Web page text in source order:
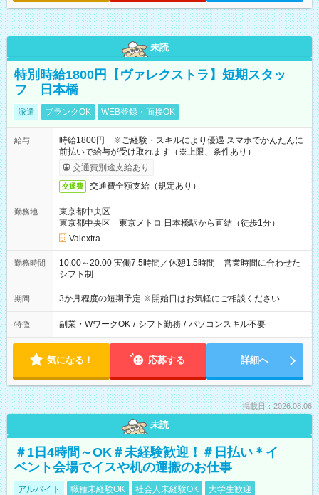
未読
特別時給1800円【ヴァレクストラ】短期スタッ
フ 日本橋
派遣 ブランクOK WEB登録・面接OK
給与
時給1800円 ※ご経験・スキルにより優遇 スマホでかんたんに
前払いで給与が受け取れます（※上限、条件あり）
交通費別途支給あり
交通費 交通費全額支給（規定あり）
勤務地
東京都中央区
東京都中央区 東京メトロ 日本橋駅から直結（徒歩1分）
Valextra
勤務時間
10:00～20:00 実働7.5時間／休憩1.5時間 営業時間に合わせた
シフト制
期間 3か月程度の短期予定 ※開始日はお気軽にご相談ください
特徴 副業・WワークOK / シフト勤務 / パソコンスキル不要
気になる！ 応募する 詳細へ
掲載日：2026.08.06
未読
＃1日4時間～OK＃未経験歓迎！＃日払い＊イ
ベント会場でイスや机の運搬のお仕事
アルバイト 職種未経験OK 社会人未経験OK
大学生歓迎